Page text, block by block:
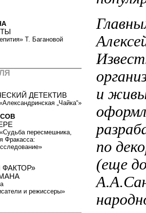
и
по
(еще
Т. Багановой
ДЕТЕКТИВ
„Чайка“»
пересмешника,
Фракасса:
и режиссеры»